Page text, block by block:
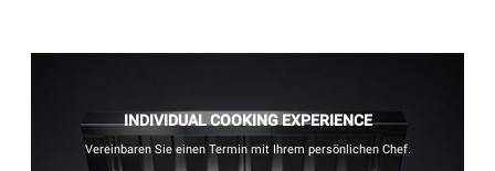
INDIVIDUAL COOKING EXPERIENCE
Vereinbaren Sie einen Termin mit Ihrem persönlichen Chef.